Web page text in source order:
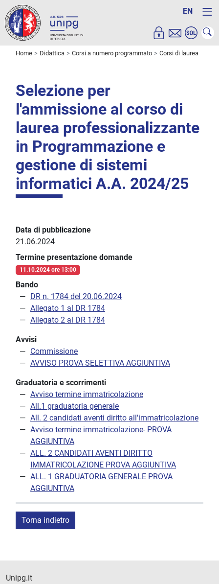
EN
Home Didattica Corsi a numero programmato Corsi di laurea
Selezione per
l'ammissione al corso di
laurea professionalizzante
in Programmazione e
gestione di sistemi
informatici A.A. 2024/25
Data di pubblicazione
21.06.2024
Termine presentazione domande
11.10.2024 ore 13:00
Bando
DR n. 1784 del 20.06.2024
Allegato 1 al DR 1784
Allegato 2 al DR 1784
Avvisi
Commissione
AVVISO PROVA SELETTIVA AGGIUNTIVA
Graduatoria e scorrimenti
Avviso termine immatricolazione
All.1 graduatoria generale
All. 2 candidati aventi diritto all'immatricolazione
Avviso termine immatricolazione- PROVA
AGGIUNTIVA
ALL. 2 CANDIDATI AVENTI DIRITTO
IMMATRICOLAZIONE PROVA AGGIUNTIVA
ALL. 1 GRADUATORIA GENERALE PROVA
AGGIUNTIVA
Torna indietro
Unipg.it